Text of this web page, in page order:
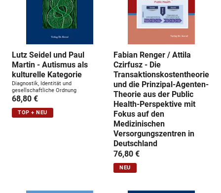
Lutz Seidel und Paul
Martin - Autismus als
kulturelle Kategorie
Diagnostik, Identität und
gesellschaftliche Ordnung
68,80 €
TOP + NEU
Fabian Renger / Attila
Czirfusz - Die
Transaktionskostentheorie
und die Prinzipal-Agenten-
Theorie aus der Public
Health-Perspektive mit
Fokus auf den
Medizinischen
Versorgungszentren in
Deutschland
76,80 €
NEU